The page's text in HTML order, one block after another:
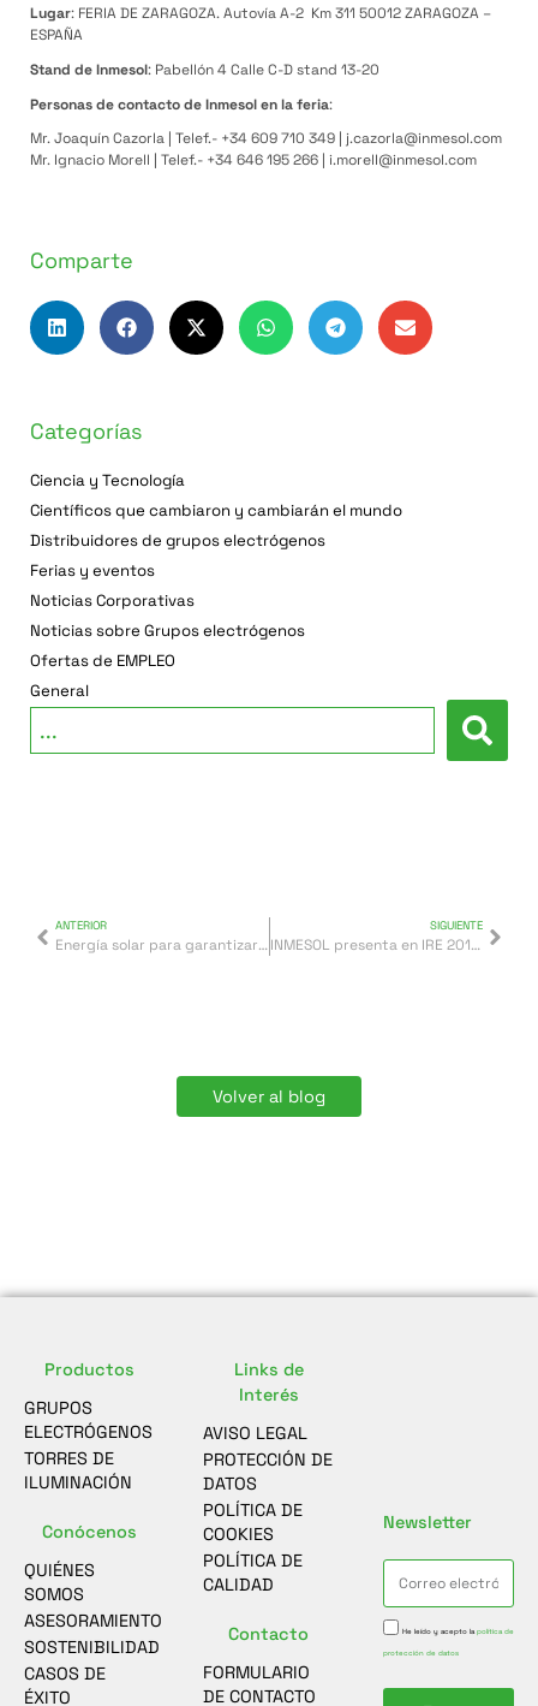
Lugar: FERIA DE ZARAGOZA. Autovía A-2 Km 311 50012 ZARAGOZA –
ESPAÑA
Stand de Inmesol: Pabellón 4 Calle C-D stand 13-20
Personas de contacto de Inmesol en la feria:
Mr. Joaquín Cazorla | Telef.- +34 609 710 349 | j.cazorla@inmesol.com
Mr. Ignacio Morell | Telef.- +34 646 195 266 | i.morell@inmesol.com
Comparte
Categorías
Ciencia y Tecnología
Científicos que cambiaron y cambiarán el mundo
Distribuidores de grupos electrógenos
Ferias y eventos
Noticias Corporativas
Noticias sobre Grupos electrógenos
Ofertas de EMPLEO
General
ANTERIOR
Energía solar para garantizar el arranque de un grupo electrógeno
SIGUIENTE
INMESOL presenta en IRE 2017 la última tecnología en grupos electrógenos RENTAL
Volver al blog
Productos
GRUPOS
ELECTRÓGENOS
TORRES DE
ILUMINACIÓN
Conócenos
QUIÉNES
SOMOS
ASESORAMIENTO
SOSTENIBILIDAD
CASOS DE
ÉXITO
Links de
Interés
AVISO LEGAL
PROTECCIÓN DE
DATOS
POLÍTICA DE
COOKIES
POLÍTICA DE
CALIDAD
Contacto
FORMULARIO
DE CONTACTO
Newsletter
He leído y acepto lapolítica de
protección de datos